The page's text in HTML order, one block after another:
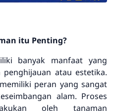
itu Penting?
banyak manfaat yang
atau estetika.
peran yang sangat
alam. Proses
oleh tanaman